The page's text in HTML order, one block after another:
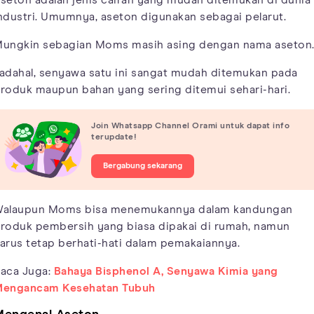
Umumnya, aseton digunakan sebagai pelarut.
sebagian Moms masih asing dengan nama aseton.
senyawa satu ini sangat mudah ditemukan pada
maupun bahan yang sering ditemui sehari-hari.
Join Whatsapp Channel Orami untuk dapat info
terupdate!
Bergabung sekarang
Moms bisa menemukannya dalam kandungan
pembersih yang biasa dipakai di rumah, namun
tetap berhati-hati dalam pemakaiannya.
Juga: Bahaya Bisphenol A, Senyawa Kimia yang
Kesehatan Tubuh